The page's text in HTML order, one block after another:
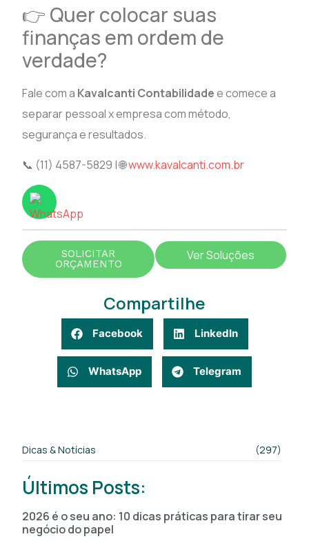
👉 Quer colocar suas
finanças em ordem de
verdade?
Fale com a Kavalcanti Contabilidadee comece a
separar pessoal x empresa com método,
segurança e resultados.
📞 (11) 4587-5829 | 🌐www.kavalcanti.com.br
SOLICITAR
ORÇAMENTO
Ver Soluções
Compartilhe
Facebook LinkedIn
WhatsApp Telegram
Dicas & Notícias (297)
Últimos Posts:
2026 é o seu ano: 10 dicas práticas para tirar seu
negócio do papel